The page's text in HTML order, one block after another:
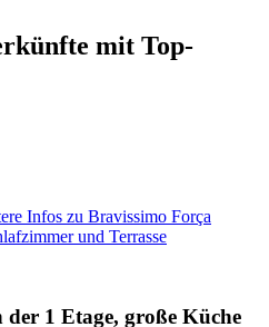
mit Top-
Infos zu Bravissimo Força
und Terrasse
der 1 Etage, große Küche